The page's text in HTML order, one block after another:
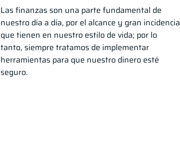
Las finanzas son una parte fundamental de
nuestro día a día, por el alcance y gran incidencia
que tienen en nuestro estilo de vida; por lo
tanto, siempre tratamos de implementar
herramientas para que nuestro dinero esté
seguro.